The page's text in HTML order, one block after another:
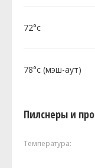
72°c
78°c (мэш-аут)
Пилснеры и
Температура: